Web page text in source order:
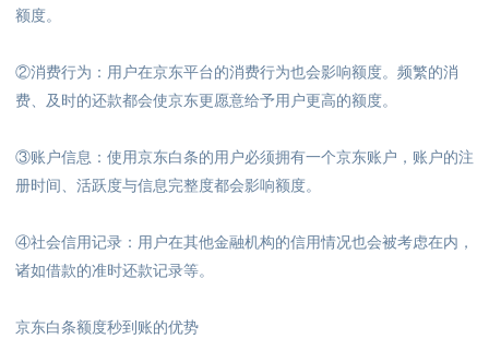
额度。
②消费行为：用户在京东平台的消费行为也会影响额度。频繁的消
费、及时的还款都会使京东更愿意给予用户更高的额度。
③账户信息：使用京东白条的用户必须拥有一个京东账户，账户的注
册时间、活跃度与信息完整度都会影响额度。
④社会信用记录：用户在其他金融机构的信用情况也会被考虑在内，
诸如借款的准时还款记录等。
京东白条额度秒到账的优势